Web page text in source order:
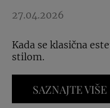
27.04.2026
Kada se klasična
stilom.
SAZNAJTE VIŠE